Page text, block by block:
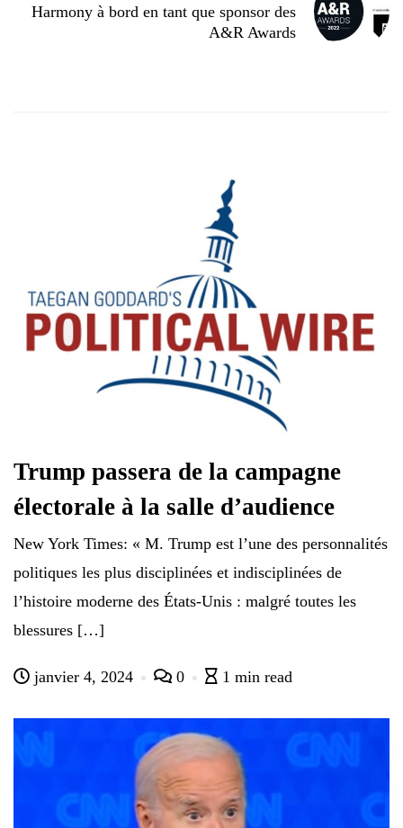
Harmony à bord en tant que sponsor des
A&R Awards
Trump passera de la campagne
électorale à la salle d’audience
New York Times: « M. Trump est l’une des personnalités
politiques les plus disciplinées et indisciplinées de
l’histoire moderne des États-Unis : malgré toutes les
blessures […]
janvier 4, 2024 0 1 min read